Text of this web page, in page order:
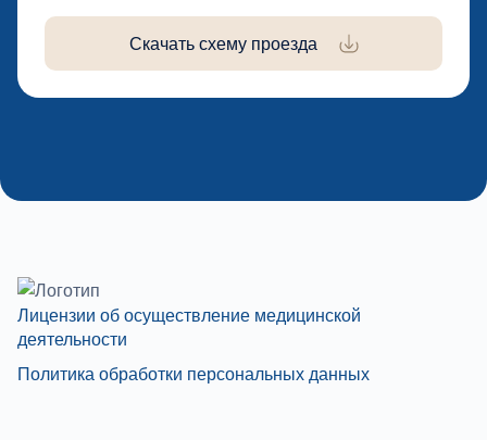
Скачать схему проезда
Лицензии об осуществление медицинской
деятельности
Политика обработки персональных данных